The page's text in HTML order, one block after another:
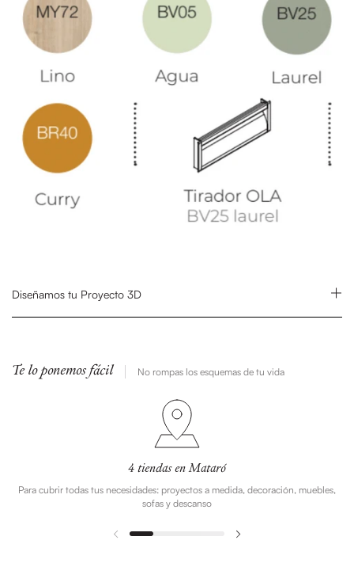
Diseñamos tu Proyecto 3D
Te lo ponemos fácil No rompas los esquemas de tu vida
4 tiendas en Mataró
Para cubrir todas tus necesidades: proyectos a medida, decoración, muebles,
sofas y descanso